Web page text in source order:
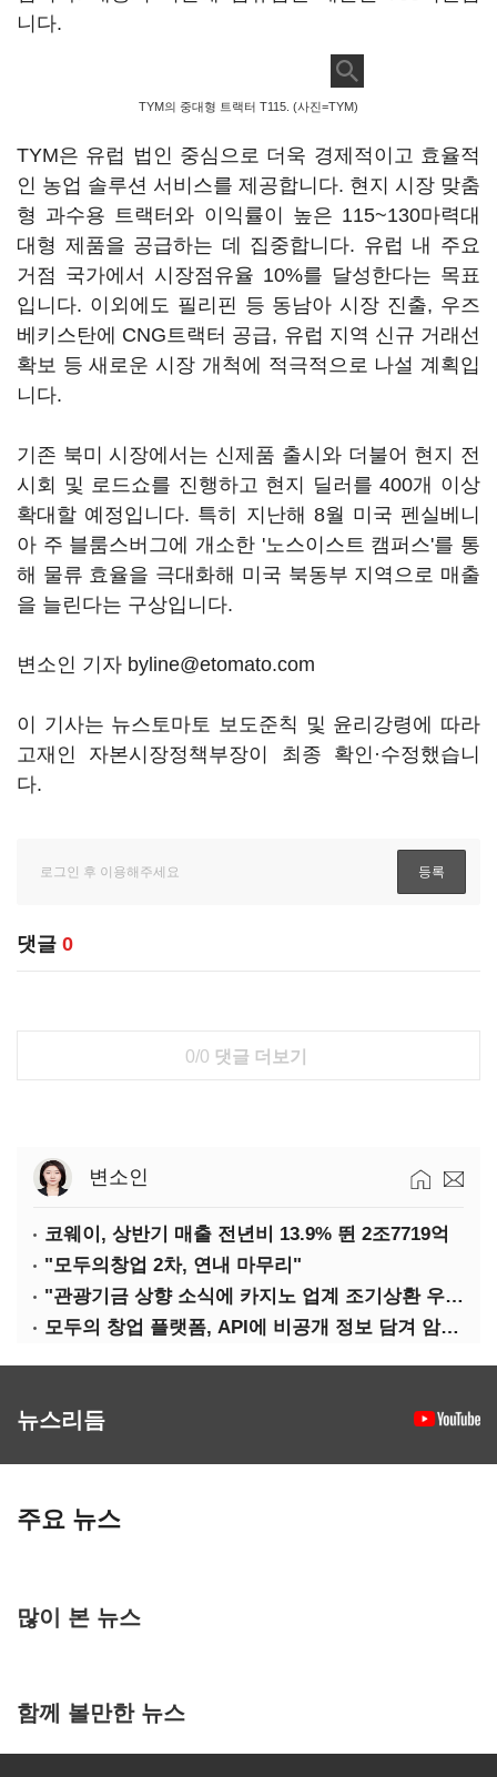
니다.
TYM의 중대형 트랙터 T115. (사진=TYM)
TYM은 유럽 법인 중심으로 더욱 경제적이고 효율적
인 농업 솔루션 서비스를 제공합니다. 현지 시장 맞춤
형 과수용 트랙터와 이익률이 높은 115~130마력대
대형 제품을 공급하는 데 집중합니다. 유럽 내 주요
거점 국가에서 시장점유율 10%를 달성한다는 목표
입니다. 이외에도 필리핀 등 동남아 시장 진출, 우즈
베키스탄에 CNG트랙터 공급, 유럽 지역 신규 거래선
확보 등 새로운 시장 개척에 적극적으로 나설 계획입
니다.
기존 북미 시장에서는 신제품 출시와 더불어 현지 전
시회 및 로드쇼를 진행하고 현지 딜러를 400개 이상
확대할 예정입니다. 특히 지난해 8월 미국 펜실베니
아 주 블룸스버그에 개소한 '노스이스트 캠퍼스'를 통
해 물류 효율을 극대화해 미국 북동부 지역으로 매출
을 늘린다는 구상입니다.
변소인 기자 byline@etomato.com
이 기사는 뉴스토마토 보도준칙 및 윤리강령에 따라
고재인 자본시장정책부장이 최종 확인·수정했습니
다.
댓글 0
0/0 댓글 더보기
변소인
코웨이, 상반기 매출 전년비 13.9% 뛴 2조7719억
"모두의창업 2차, 연내 마무리"
"관광기금 상향 소식에 카지노 업계 조기상환 우려"
모두의 창업 플랫폼, API에 비공개 정보 담겨 암호키까지 새나갔다
뉴스리듬
주요 뉴스
많이 본 뉴스
함께 볼만한 뉴스